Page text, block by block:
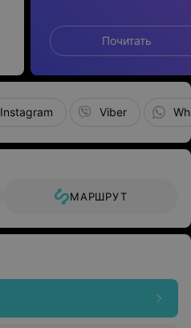
Почитать
Instagram Viber
МАРШРУТ